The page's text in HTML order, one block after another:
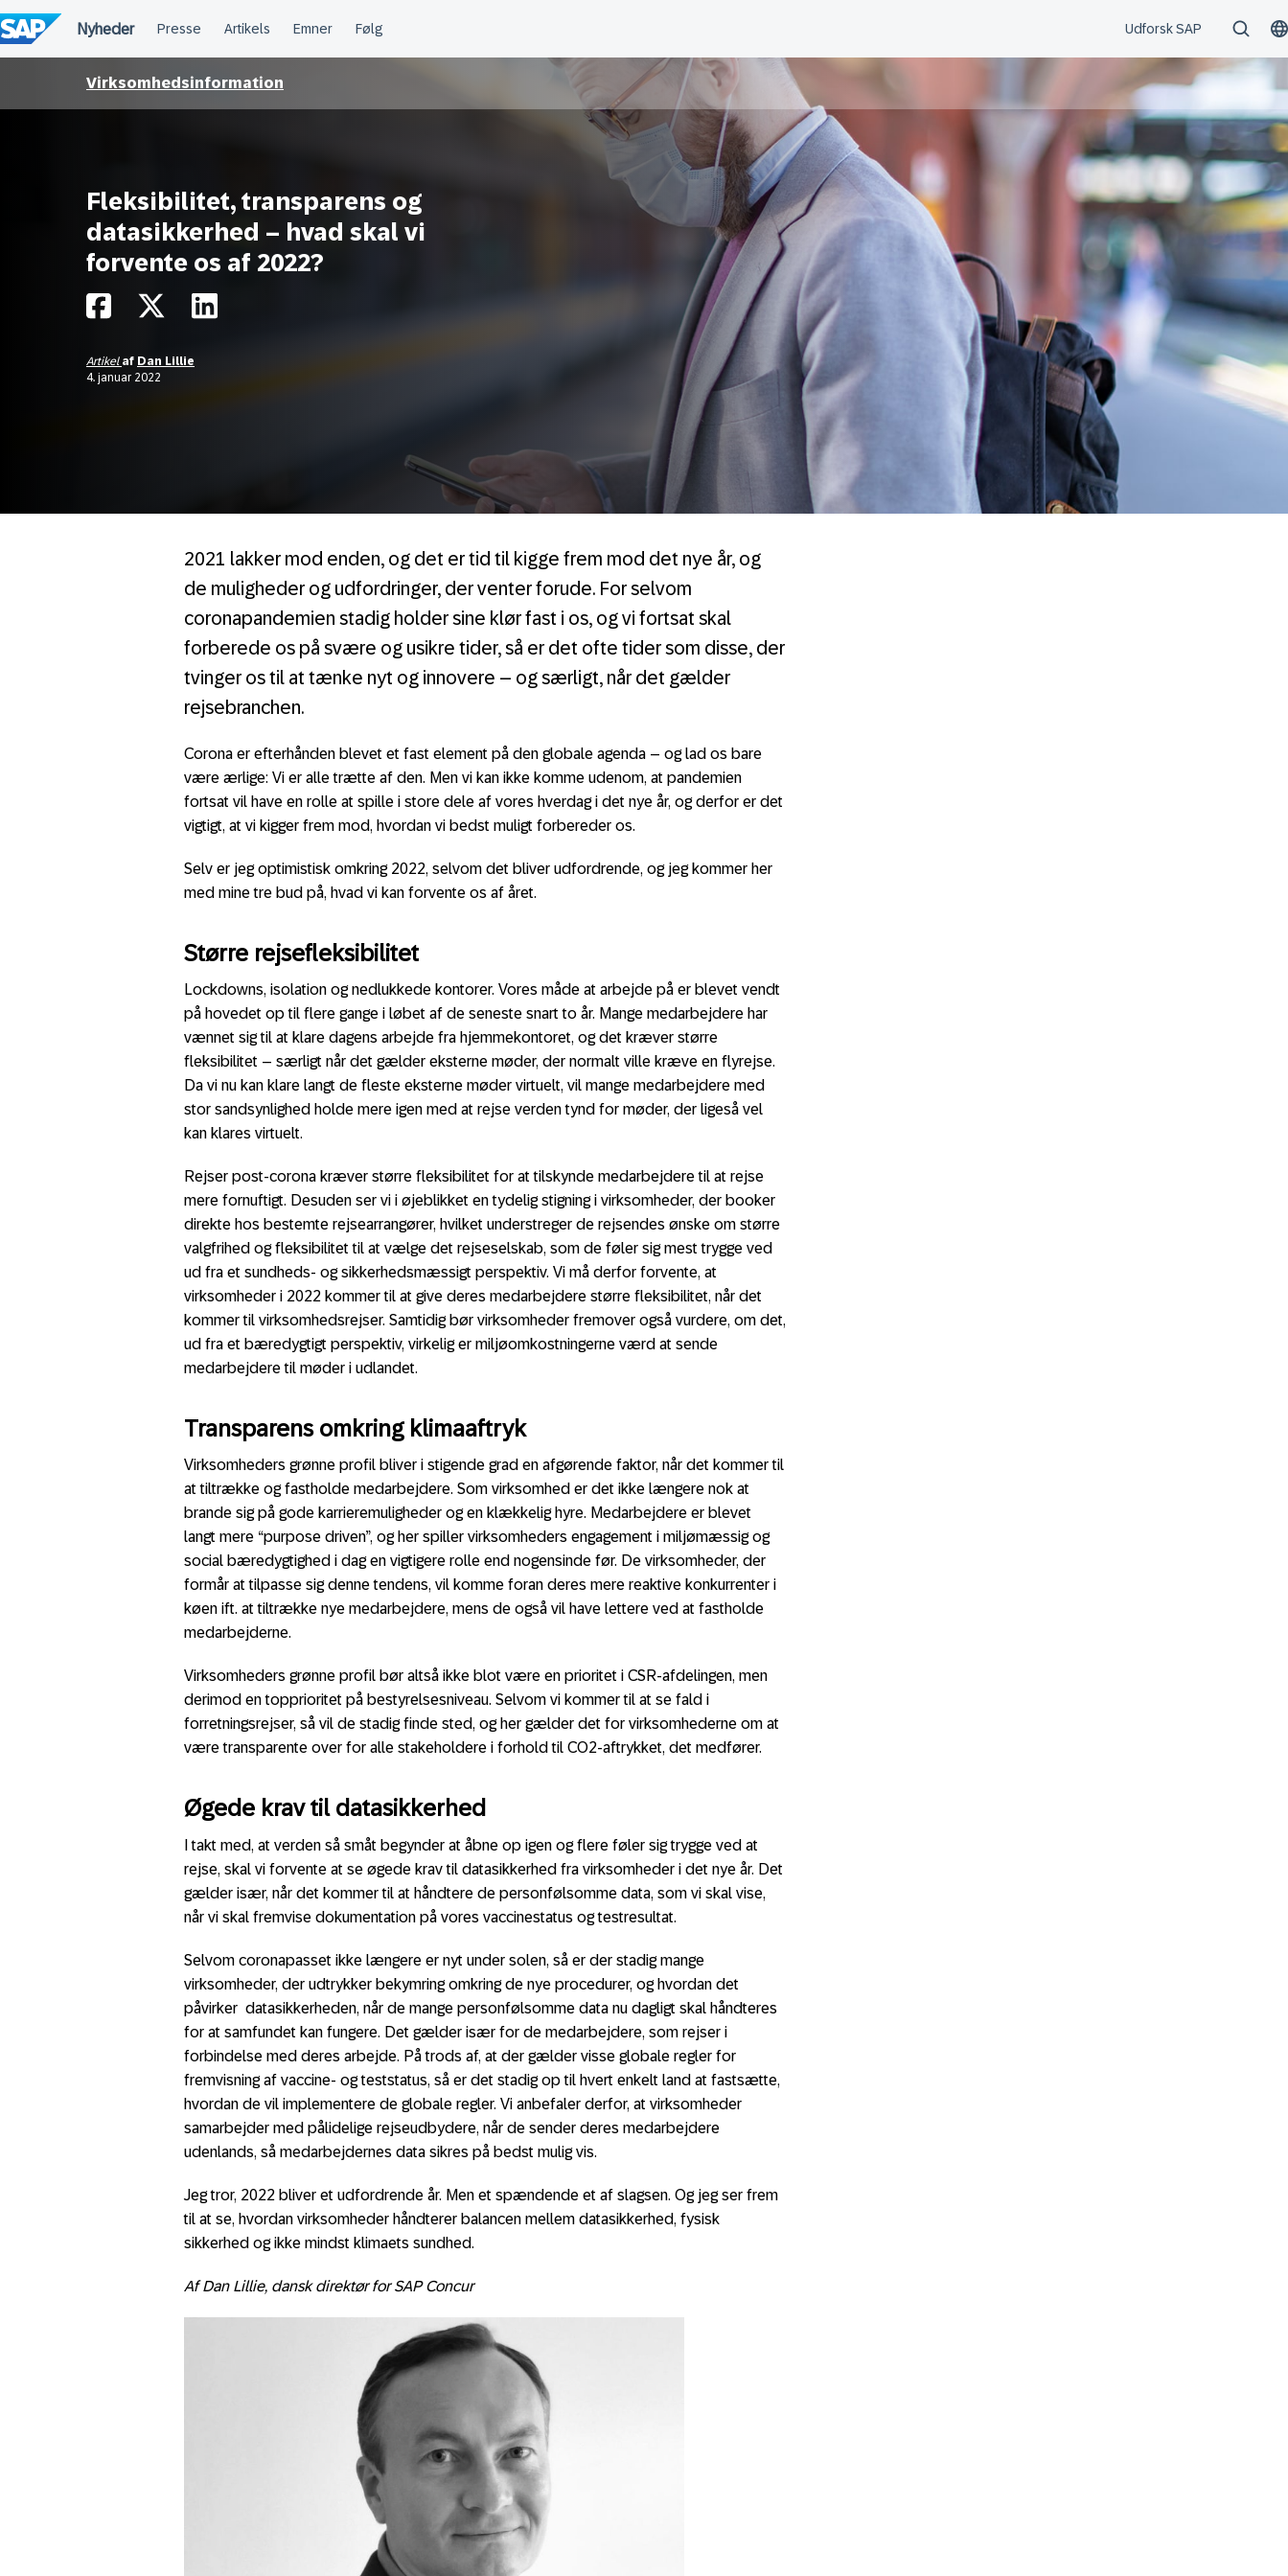
til
indholdet
Virksomhedsinformation
Fleksibilitet, transparens og
datasikkerhed – hvad skal vi
forvente os af 2022?
Artikel af Dan Lillie
4. januar 2022
2021 lakker mod enden, og det er tid til kigge frem mod det nye år, og
de muligheder og udfordringer, der venter forude. For selvom
coronapandemien stadig holder sine klør fast i os, og vi fortsat skal
forberede os på svære og usikre tider, så er det ofte tider som disse, der
tvinger os til at tænke nyt og innovere – og særligt, når det gælder
rejsebranchen.
Corona er efterhånden blevet et fast element på den globale agenda – og lad os bare
være ærlige: Vi er alle trætte af den. Men vi kan ikke komme udenom, at pandemien
fortsat vil have en rolle at spille i store dele af vores hverdag i det nye år, og derfor er det
vigtigt, at vi kigger frem mod, hvordan vi bedst muligt forbereder os.
Selv er jeg optimistisk omkring 2022, selvom det bliver udfordrende, og jeg kommer her
med mine tre bud på, hvad vi kan forvente os af året.
Større rejsefleksibilitet
Lockdowns, isolation og nedlukkede kontorer. Vores måde at arbejde på er blevet vendt
på hovedet op til flere gange i løbet af de seneste snart to år. Mange medarbejdere har
vænnet sig til at klare dagens arbejde fra hjemmekontoret, og det kræver større
fleksibilitet – særligt når det gælder eksterne møder, der normalt ville kræve en flyrejse.
Da vi nu kan klare langt de fleste eksterne møder virtuelt, vil mange medarbejdere med
stor sandsynlighed holde mere igen med at rejse verden tynd for møder, der ligeså vel
kan klares virtuelt.
Rejser post-corona kræver større fleksibilitet for at tilskynde medarbejdere til at rejse
mere fornuftigt. Desuden ser vi i øjeblikket en tydelig stigning i virksomheder, der booker
direkte hos bestemte rejsearrangører, hvilket understreger de rejsendes ønske om større
valgfrihed og fleksibilitet til at vælge det rejseselskab, som de føler sig mest trygge ved
ud fra et sundheds- og sikkerhedsmæssigt perspektiv. Vi må derfor forvente, at
virksomheder i 2022 kommer til at give deres medarbejdere større fleksibilitet, når det
kommer til virksomhedsrejser. Samtidig bør virksomheder fremover også vurdere, om det,
ud fra et bæredygtigt perspektiv, virkelig er miljøomkostningerne værd at sende
medarbejdere til møder i udlandet.
Transparens omkring klimaaftryk
Virksomheders grønne profil bliver i stigende grad en afgørende faktor, når det kommer til
at tiltrække og fastholde medarbejdere. Som virksomhed er det ikke længere nok at
brande sig på gode karrieremuligheder og en klækkelig hyre. Medarbejdere er blevet
langt mere “purpose driven”, og her spiller virksomheders engagement i miljømæssig og
social bæredygtighed i dag en vigtigere rolle end nogensinde før. De virksomheder, der
formår at tilpasse sig denne tendens, vil komme foran deres mere reaktive konkurrenter i
køen ift. at tiltrække nye medarbejdere, mens de også vil have lettere ved at fastholde
medarbejderne.
Virksomheders grønne profil bør altså ikke blot være en prioritet i CSR-afdelingen, men
derimod en topprioritet på bestyrelsesniveau. Selvom vi kommer til at se fald i
forretningsrejser, så vil de stadig finde sted, og her gælder det for virksomhederne om at
være transparente over for alle stakeholdere i forhold til CO2-aftrykket, det medfører.
Øgede krav til datasikkerhed
I takt med, at verden så småt begynder at åbne op igen og flere føler sig trygge ved at
rejse, skal vi forvente at se øgede krav til datasikkerhed fra virksomheder i det nye år. Det
gælder især, når det kommer til at håndtere de personfølsomme data, som vi skal vise,
når vi skal fremvise dokumentation på vores vaccinestatus og testresultat.
Selvom coronapasset ikke længere er nyt under solen, så er der stadig mange
virksomheder, der udtrykker bekymring omkring de nye procedurer, og hvordan det
påvirker datasikkerheden, når de mange personfølsomme data nu dagligt skal håndteres
for at samfundet kan fungere. Det gælder især for de medarbejdere, som rejser i
forbindelse med deres arbejde. På trods af, at der gælder visse globale regler for
fremvisning af vaccine- og teststatus, så er det stadig op til hvert enkelt land at fastsætte,
hvordan de vil implementere de globale regler. Vi anbefaler derfor, at virksomheder
samarbejder med pålidelige rejseudbydere, når de sender deres medarbejdere
udenlands, så medarbejdernes data sikres på bedst mulig vis.
Jeg tror, 2022 bliver et udfordrende år. Men et spændende et af slagsen. Og jeg ser frem
til at se, hvordan virksomheder håndterer balancen mellem datasikkerhed, fysisk
sikkerhed og ikke mindst klimaets sundhed.
Af Dan Lillie, dansk direktør for SAP Concur